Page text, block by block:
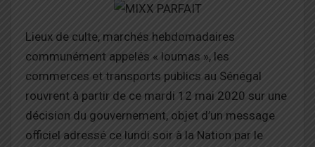
Lieux de culte, marchés hebdomadaires
communément appelés « loumas », les
commerces et transports publics au Sénégal
rouvrent à partir de ce mardi 12 mai 2020 sur une
décision du gouvernement, objet d’un message
officiel adressé ce lundi soir à la Nation par le